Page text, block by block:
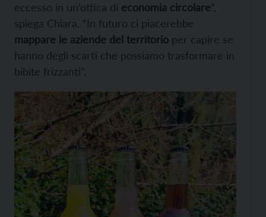
eccesso in un’ottica di economia circolare”,
spiega Chiara. “In futuro ci piacerebbe
mappare le aziende del territorio per capire se
hanno degli scarti che possiamo trasformare in
bibite frizzanti”.